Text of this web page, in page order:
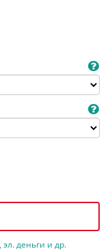
деньги и др.